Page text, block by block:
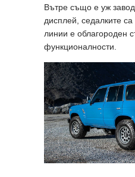
Вътре също е уж
дисплей, седалките
линии е облагороден
функционалности.